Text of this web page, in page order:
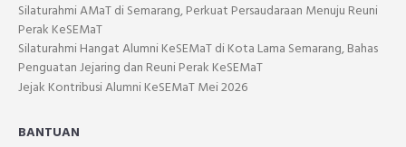
Silaturahmi AMaT di Semarang, Perkuat Persaudaraan Menuju Reuni
Perak KeSEMaT
Silaturahmi Hangat Alumni KeSEMaT di Kota Lama Semarang, Bahas
Penguatan Jejaring dan Reuni Perak KeSEMaT
Jejak Kontribusi Alumni KeSEMaT Mei 2026
BANTUAN